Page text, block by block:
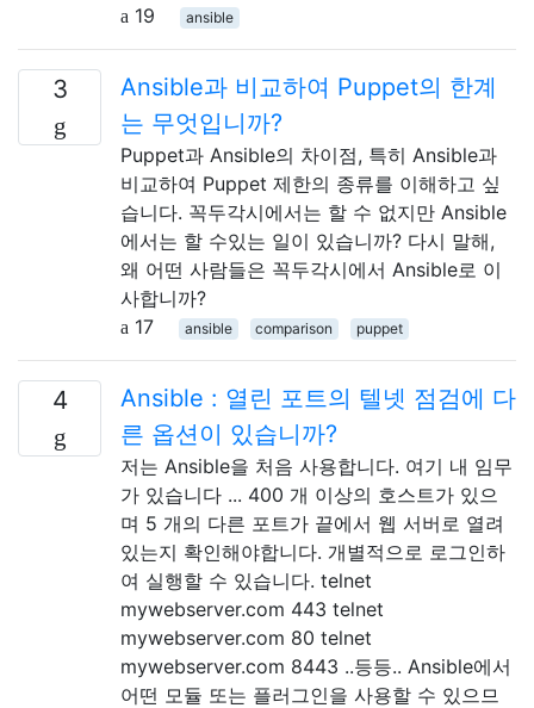
19
ansible
3
Ansible과 비교하여 Puppet의 한계
는 무엇입니까?
Puppet과 Ansible의 차이점, 특히 Ansible과
비교하여 Puppet 제한의 종류를 이해하고 싶
습니다. 꼭두각시에서는 할 수 없지만 Ansible
에서는 할 수있는 일이 있습니까? 다시 말해,
왜 어떤 사람들은 꼭두각시에서 Ansible로 이
사합니까?
17
ansible comparison puppet
4
Ansible : 열린 포트의 텔넷 점검에 다
른 옵션이 있습니까?
저는 Ansible을 처음 사용합니다. 여기 내 임무
가 있습니다 ... 400 개 이상의 호스트가 있으
며 5 개의 다른 포트가 끝에서 웹 서버로 열려
있는지 확인해야합니다. 개별적으로 로그인하
여 실행할 수 있습니다. telnet
mywebserver.com 443 telnet
mywebserver.com 80 telnet
mywebserver.com 8443 ..등등.. Ansible에서
어떤 모듈 또는 플러그인을 사용할 수 있으므